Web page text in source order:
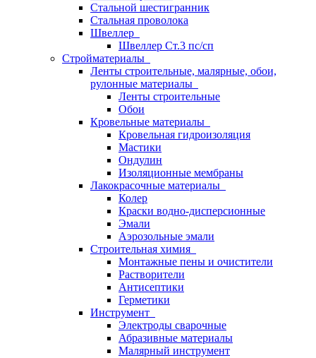
Стальной шестигранник
Стальная проволока
Швеллер
Швеллер Ст.3 пс/сп
Стройматериалы
Ленты строительные, малярные, обои,
рулонные материалы
Ленты строительные
Обои
Кровельные материалы
Кровельная гидроизоляция
Мастики
Ондулин
Изоляционные мембраны
Лакокрасочные материалы
Колер
Краски водно-дисперсионные
Эмали
Аэрозольные эмали
Строительная химия
Монтажные пены и очистители
Растворители
Антисептики
Герметики
Инструмент
Электроды сварочные
Абразивные материалы
Малярный инструмент